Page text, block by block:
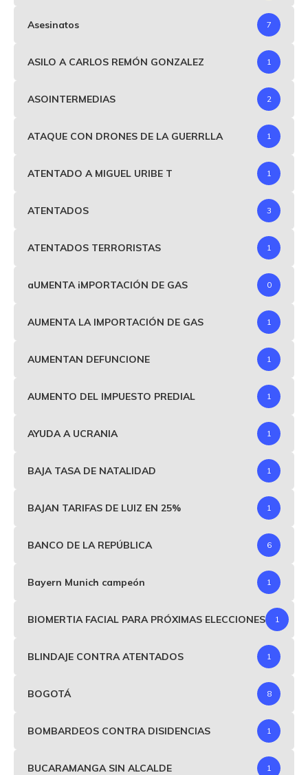
Asesinatos 7
ASILO A CARLOS REMÓN GONZALEZ 1
ASOINTERMEDIAS 2
ATAQUE CON DRONES DE LA GUERRLLA 1
ATENTADO A MIGUEL URIBE T 1
ATENTADOS 3
ATENTADOS TERRORISTAS 1
aUMENTA iMPORTACIÓN DE GAS 0
AUMENTA LA IMPORTACIÓN DE GAS 1
AUMENTAN DEFUNCIONE 1
AUMENTO DEL IMPUESTO PREDIAL 1
AYUDA A UCRANIA 1
BAJA TASA DE NATALIDAD 1
BAJAN TARIFAS DE LUIZ EN 25% 1
BANCO DE LA REPÚBLICA 6
Bayern Munich campeón 1
BIOMERTIA FACIAL PARA PRÓXIMAS ELECCIONES 1
BLINDAJE CONTRA ATENTADOS 1
BOGOTÁ 8
BOMBARDEOS CONTRA DISIDENCIAS 1
BUCARAMANGA SIN ALCALDE 1